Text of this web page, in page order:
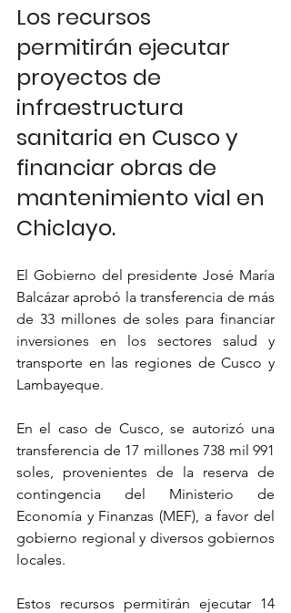
Los recursos
permitirán ejecutar
proyectos de
infraestructura
sanitaria en Cusco y
financiar obras de
mantenimiento vial en
Chiclayo.
El Gobierno del presidente José María
Balcázar aprobó la transferencia de más
de 33 millones de soles para financiar
inversiones en los sectores salud y
transporte en las regiones de Cusco y
Lambayeque.
En el caso de Cusco, se autorizó una
transferencia de 17 millones 738 mil 991
soles, provenientes de la reserva de
contingencia del Ministerio de
Economía y Finanzas (MEF), a favor del
gobierno regional y diversos gobiernos
locales.
Estos recursos permitirán ejecutar 14